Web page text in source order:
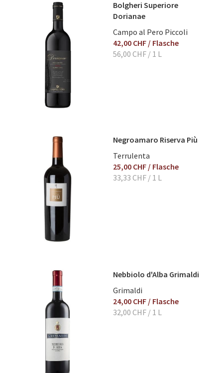
Bolgheri Superiore
Dorianae
Campo al Pero Piccoli
42,00 CHF / Flasche
56,00 CHF / 1 L
Negroamaro Riserva Più
Terrulenta
25,00 CHF / Flasche
33,33 CHF / 1 L
Nebbiolo d'Alba Grimaldi
Grimaldi
24,00 CHF / Flasche
32,00 CHF / 1 L